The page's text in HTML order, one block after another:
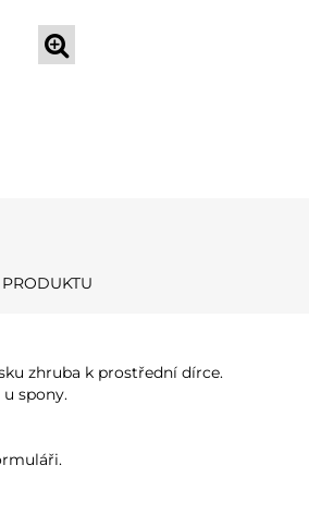
zhruba k prostřední dírce.
spony.